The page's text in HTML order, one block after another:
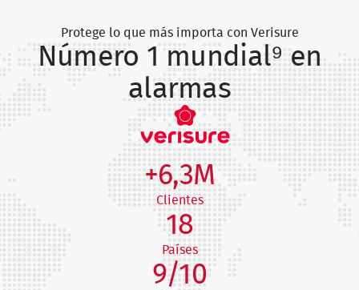
Protege lo que más importa con Verisure
Número 1 mundial⁹ en
alarmas
+6,3M
Clientes
18
Países
9/10